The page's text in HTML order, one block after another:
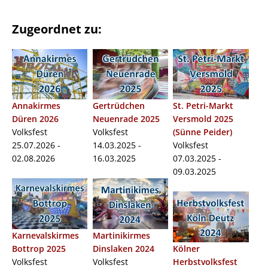
Zugeordnet zu:
Annakirmes
Düren 2026
Volksfest
25.07.2026 -
02.08.2026
Karnevalskirmes
Bottrop 2025
Volksfest
Gertrüdchen
Neuenrade 2025
Volksfest
14.03.2025 -
16.03.2025
Martinikirmes
Dinslaken 2024
Volksfest
St. Petri-Markt
Versmold 2025
(Sünne Peider)
Volksfest
07.03.2025 -
09.03.2025
Kölner
Herbstvolksfest